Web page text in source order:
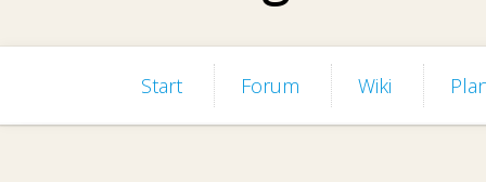
Start Forum Wiki